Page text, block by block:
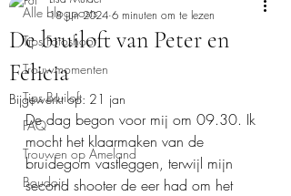
Alle blogposts
Tips Fotoshoot
Trouwmomenten
Tips Bruiloft
FAQ
Trouwen op Ameland
Boudoir
De bruiloft van Peter en
Felicia
18 jun 2024 6 minuten om te lezen
Bijgewerkt op: 21 jan
De dag begon voor mij om 09.30. Ik
mocht het klaarmaken van de
bruidegom vastleggen, terwijl mijn
second shooter de eer had om het